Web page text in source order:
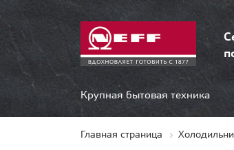
Крупная бытовая техника
Главная страница